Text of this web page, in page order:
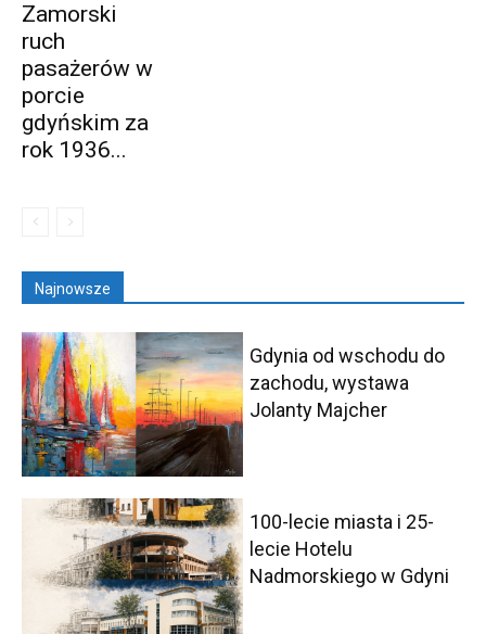
Zamorski
ruch
pasażerów w
porcie
gdyńskim za
rok 1936...
Najnowsze
Gdynia od wschodu do
zachodu, wystawa
Jolanty Majcher
100-lecie miasta i 25-
lecie Hotelu
Nadmorskiego w Gdyni